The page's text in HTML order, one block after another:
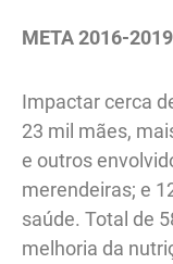
META 2016-2019
Impactar cerca
23 mil mães,
e outros
merendeiras; e
saúde. Total de
melhoria da